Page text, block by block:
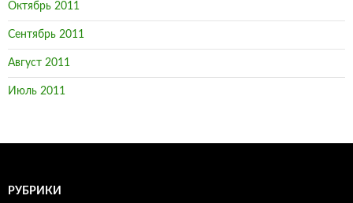
Октябрь 2011
Сентябрь 2011
Август 2011
Июль 2011
РУБРИКИ